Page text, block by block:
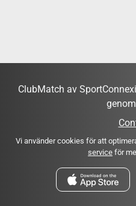
ClubMatch av
Vi använder cookies för att
service för